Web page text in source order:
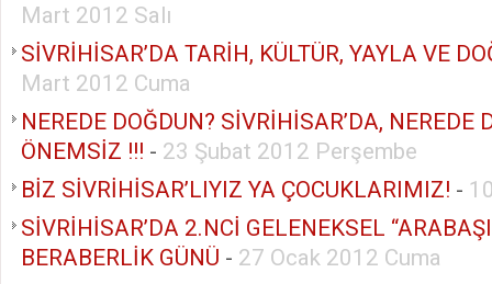
Mart 2012 Salı
SİVRİHİSAR’DA TARİH, KÜLTÜR, YAYLA VE
Mart 2012 Cuma
NEREDE DOĞDUN? SİVRİHİSAR’DA, NEREDE
ÖNEMSİZ !!! - 23 Şubat 2012 Perşembe
BİZ SİVRİHİSAR’LIYIZ YA ÇOCUKLARIMIZ! -
SİVRİHİSAR’DA 2.NCİ GELENEKSEL
BERABERLİK GÜNÜ - 27 Ocak 2012 Cuma